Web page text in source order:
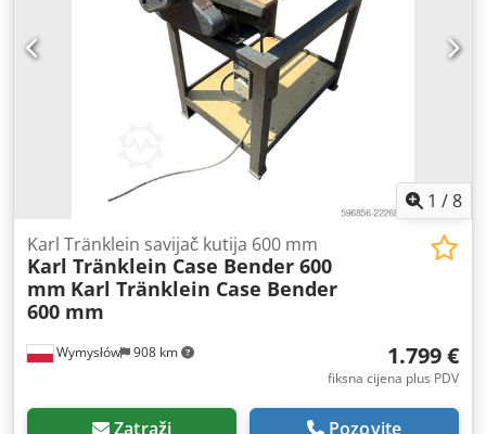
1 /8
Wymysłów 908 km
Karl Tränklein savijač kutija 600 mm
Karl Tränklein Case Bender 600
mm Karl Tränklein Case Bender
600 mm
1.799 €
fiksna cijena plus PDV
Zatraži Pozovite